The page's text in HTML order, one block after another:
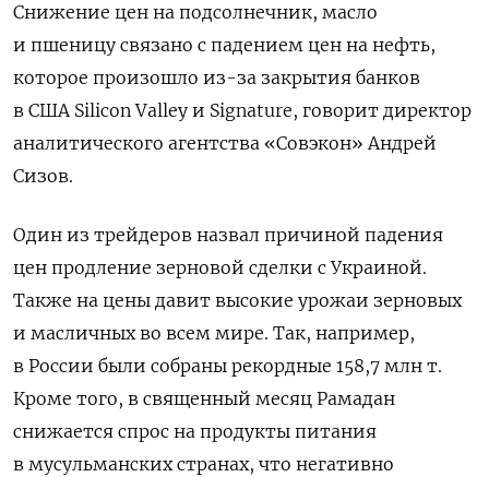
Снижение цен на подсолнечник, масло
и пшеницу связано с падением цен на нефть,
которое произошло из-за закрытия банков
в США Silicon Valley и Signature, говорит директор
аналитического агентства «Совэкон» Андрей
Сизов.
Один из трейдеров назвал причиной падения
цен продление зерновой сделки с Украиной.
Также на цены давит высокие урожаи зерновых
и масличных во всем мире. Так, например,
в России были собраны рекордные 158,7 млн т.
Кроме того, в священный месяц Рамадан
снижается спрос на продукты питания
в мусульманских странах, что негативно